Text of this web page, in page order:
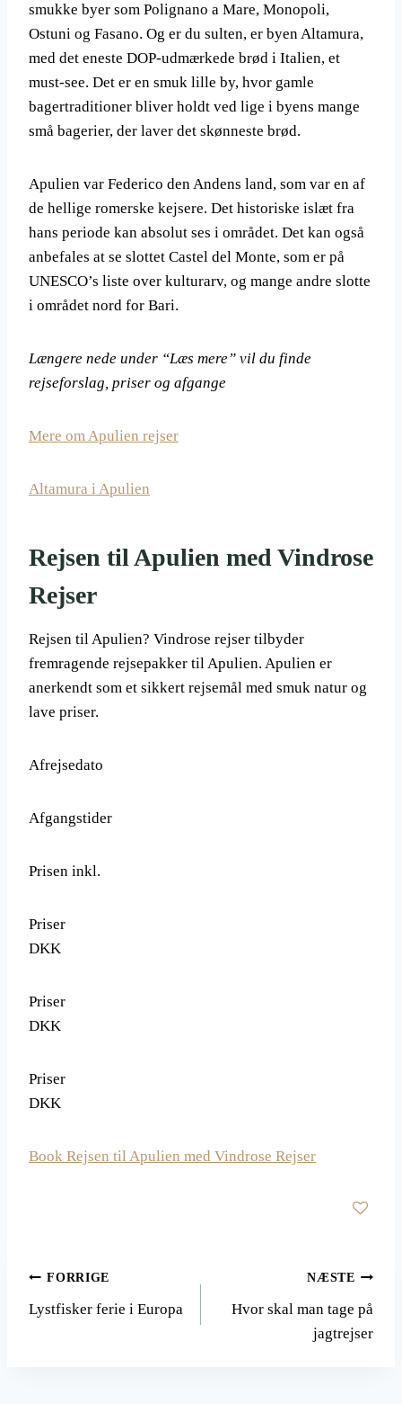
smukke byer som Polignano a Mare, Monopoli,
Ostuni og Fasano. Og er du sulten, er byen Altamura,
med det eneste DOP-udmærkede brød i Italien, et
must-see. Det er en smuk lille by, hvor gamle
bagertraditioner bliver holdt ved lige i byens mange
små bagerier, der laver det skønneste brød.
Apulien var Federico den Andens land, som var en af
de hellige romerske kejsere. Det historiske islæt fra
hans periode kan absolut ses i området. Det kan også
anbefales at se slottet Castel del Monte, som er på
UNESCO’s liste over kulturarv, og mange andre slotte
i området nord for Bari.
Længere nede under “Læs mere” vil du finde
rejseforslag, priser og afgange
Mere om Apulien rejser
Altamura i Apulien
Rejsen til Apulien med Vindrose
Rejser
Rejsen til Apulien? Vindrose rejser tilbyder
fremragende rejsepakker til Apulien. Apulien er
anerkendt som et sikkert rejsemål med smuk natur og
lave priser.
Afrejsedato
Afgangstider
Prisen inkl.
Priser
DKK
Priser
DKK
Priser
DKK
Book Rejsen til Apulien med Vindrose Rejser
Indlægsnavigation
FORRIGE
Lystfisker ferie i Europa
NÆSTE
Hvor skal man tage på
jagtrejser